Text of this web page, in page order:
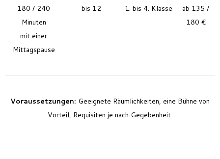
180 / 240
Minuten
mit einer
Mittagspause
bis 12 1. bis 4. Klasse
ab 135 /
180 €
Voraussetzungen: Geeignete Räumlichkeiten, eine Bühne von
Vorteil, Requisiten je nach Gegebenheit